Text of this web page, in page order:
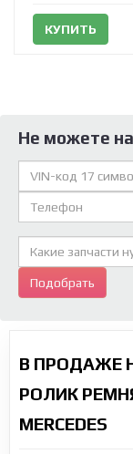
КУПИТЬ
Не можете
Подобрать
В ПРОДАЖЕ
РОЛИК
MERCEDES